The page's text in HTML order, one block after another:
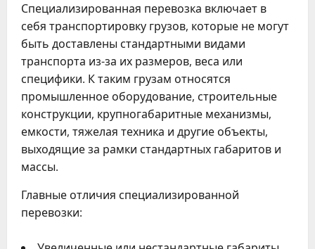
Специализированная перевозка включает в
себя транспортировку грузов, которые не могут
быть доставлены стандартными видами
транспорта из-за их размеров, веса или
специфики. К таким грузам относятся
промышленное оборудование, строительные
конструкции, крупногабаритные механизмы,
емкости, тяжелая техника и другие объекты,
выходящие за рамки стандартных габаритов и
массы.
Главные отличия специализированной
перевозки: